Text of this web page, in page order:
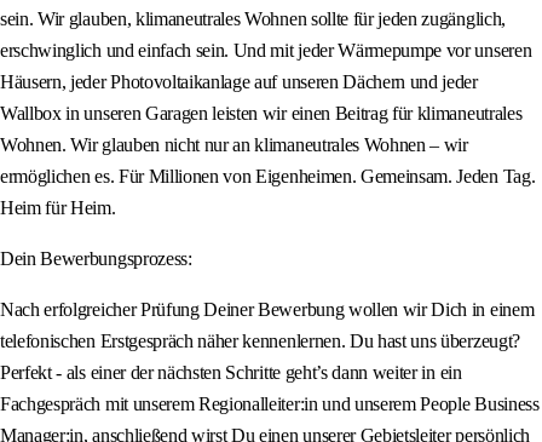
sein. Wir glauben, klimaneutrales Wohnen sollte für jeden zugänglich,
erschwinglich und einfach sein. Und mit jeder Wärmepumpe vor unseren
Häusern, jeder Photovoltaikanlage auf unseren Dächern und jeder
Wallbox in unseren Garagen leisten wir einen Beitrag für klimaneutrales
Wohnen. Wir glauben nicht nur an klimaneutrales Wohnen – wir
ermöglichen es. Für Millionen von Eigenheimen. Gemeinsam. Jeden Tag.
Heim für Heim.
Dein Bewerbungsprozess:
Nach erfolgreicher Prüfung Deiner Bewerbung wollen wir Dich in einem
telefonischen Erstgespräch näher kennenlernen. Du hast uns überzeugt?
Perfekt - als einer der nächsten Schritte geht’s dann weiter in ein
Fachgespräch mit unserem Regionalleiter:in und unserem People Business
Manager:in, anschließend wirst Du einen unserer Gebietsleiter persönlich